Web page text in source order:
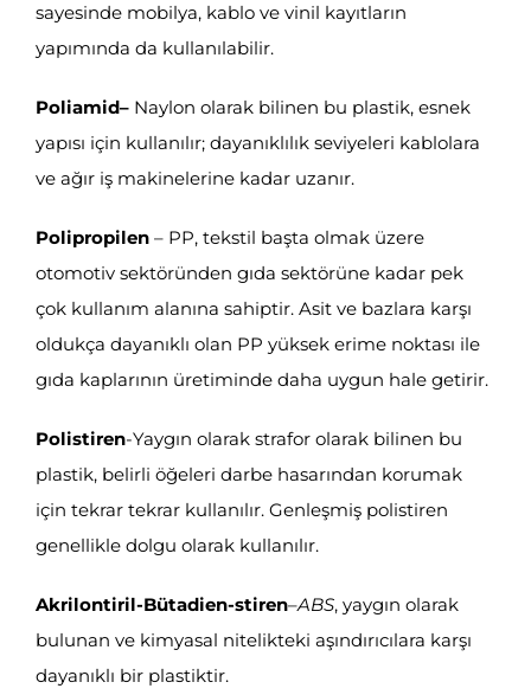
sayesinde mobilya, kablo ve vinil kayıtların
yapımında da kullanılabilir.
Poliamid– Naylon olarak bilinen bu plastik, esnek
yapısı için kullanılır; dayanıklılık seviyeleri kablolara
ve ağır iş makinelerine kadar uzanır.
Polipropilen– PP, tekstil başta olmak üzere
otomotiv sektöründen gıda sektörüne kadar pek
çok kullanım alanına sahiptir. Asit ve bazlara karşı
oldukça dayanıklı olan PP yüksek erime noktası ile
gıda kaplarının üretiminde daha uygun hale getirir.
Polistiren-Yaygın olarak strafor olarak bilinen bu
plastik, belirli öğeleri darbe hasarından korumak
için tekrar tekrar kullanılır. Genleşmiş polistiren
genellikle dolgu olarak kullanılır.
Akrilontiril-Bütadien-stiren–ABS, yaygın olarak
bulunan ve kimyasal nitelikteki aşındırıcılara karşı
dayanıklı bir plastiktir.